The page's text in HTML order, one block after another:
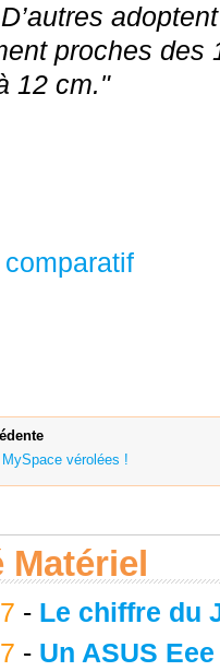
proches des
12 cm."
vérolées !
Matériel
- Le chiffre du
- Un ASUS